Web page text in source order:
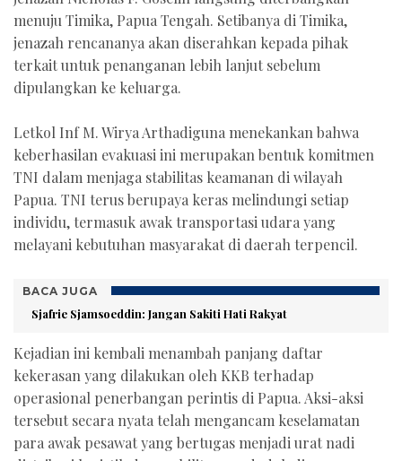
menuju Timika, Papua Tengah. Setibanya di Timika,
jenazah rencananya akan diserahkan kepada pihak
terkait untuk penanganan lebih lanjut sebelum
dipulangkan ke keluarga.
Letkol Inf M. Wirya Arthadiguna menekankan bahwa
keberhasilan evakuasi ini merupakan bentuk komitmen
TNI dalam menjaga stabilitas keamanan di wilayah
Papua. TNI terus berupaya keras melindungi setiap
individu, termasuk awak transportasi udara yang
melayani kebutuhan masyarakat di daerah terpencil.
BACA JUGA
Sjafrie Sjamsoeddin: Jangan Sakiti Hati Rakyat
Kejadian ini kembali menambah panjang daftar
kekerasan yang dilakukan oleh KKB terhadap
operasional penerbangan perintis di Papua. Aksi-aksi
tersebut secara nyata telah mengancam keselamatan
para awak pesawat yang bertugas menjadi urat nadi